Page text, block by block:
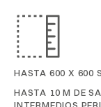
HASTA 600 X 600
HASTA 10 M DE